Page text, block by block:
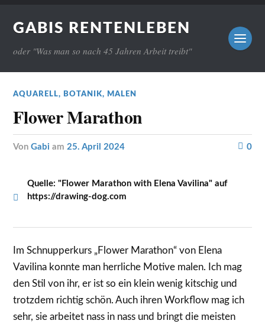
GABIS RENTENLEBEN
oder "Was man so nach 45 Jahren Arbeit treibt"
AQUARELL, BOTANIK, MALEN
Flower Marathon
vonGabi am25. April 2024 0
Quelle: "Flower Marathon with Elena Vavilina" auf
https://drawing-dog.com
Im Schnupperkurs „Flower Marathon“ von Elena
Vavilina konnte man herrliche Motive malen. Ich mag
den Stil von ihr, er ist so ein klein wenig kitschig und
trotzdem richtig schön. Auch ihren Workflow mag ich
sehr, sie arbeitet nass in nass und bringt die meisten